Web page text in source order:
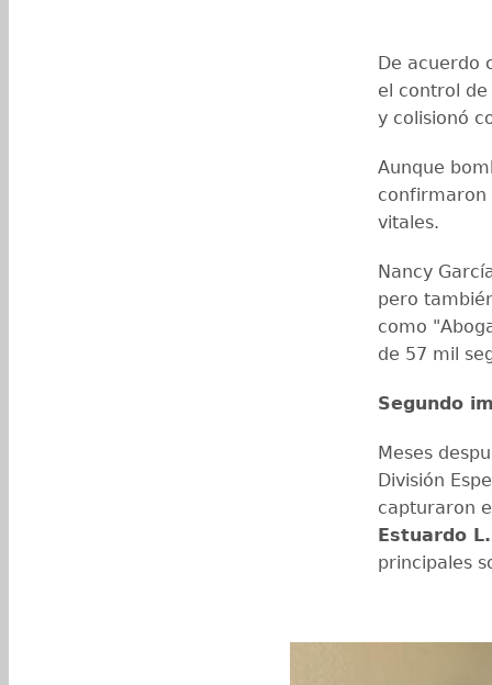
De acuerdo
el control
y colisionó
Aunque
confirmaron
vitales.
Nancy
pero
como
de 57 mil
Segundo
Meses
División
capturaron
Estuardo L.
principales